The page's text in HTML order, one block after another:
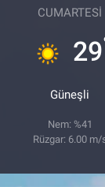
CUMARTESI
29
Güneşli
Nem: %41
Rüzgar: 6.00 m/